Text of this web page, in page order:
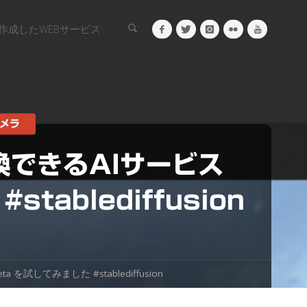
成したWEBサービス
できるAIサービス
#stablediffusion
ラ
を試してみました #stablediffusion